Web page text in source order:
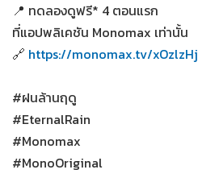
📍 ทดลองดูฟรี* 4 ตอนแรก
ที่แอปพลิเคชัน Monomax เท่านั้น
🔗 https://monomax.tv/xOzlzHj
#ฝนล้านฤดู
#EternalRain
#Monomax
#MonoOriginal